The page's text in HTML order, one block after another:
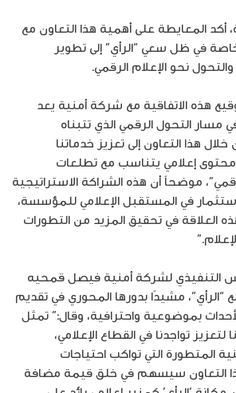
أكد المعايطة على أهمية هذا التعاون مع
في ظل سعي “الرأي” إلى تطوير
نحو الإعلام الرقمي.
هذه الاتفاقية مع شركة أمنية يعد
مسار التحول الرقمي الذي تتبناه
هذا التعاون إلى تعزيز خدماتنا
محتوى إعلامي يتناسب مع تطلعات
موضحاً أن هذه الشراكة الاستراتيجية
في المستقبل الإعلامي للمؤسسة،
العلاقة في تحقيق المزيد من التطورات
التنفيذي لشركة أمنية فيصل قمحيه
“الرأي”، مشيدًا بدورها المحوري في تقديم
بموضوعية واحترافية، وقال:” تمثل
تواجدنا في القطاع الإعلامي،
المتطورة التي تواكب احتياجات
التعاون سيسهم في خلق قيمة مضافة